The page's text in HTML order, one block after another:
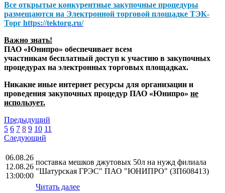
Все открытые конкурентные закупочные процедуры
размещаются на Электронной торговой площадке ТЭК-
Торг https://tektorg.ru/
Важно знать!
ПАО «Юнипро» обеспечивает всем
участникам бесплатный доступ к участию в закупочных
процедурах на электронных торговых площадках.
Никакие иные интернет ресурсы для организации и
проведения закупочных процедур ПАО «Юнипро» не
использует.
Предыдущий
5 6 7 8 9 10 11
Следующий
06.08.26
12.08.26
13:00:00
поставка мешков джутовых 50л на нужд филиала
"Шатурская ГРЭС" ПАО "ЮНИПРО" (ЗП608413)
Читать далее